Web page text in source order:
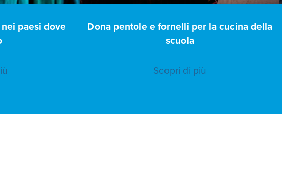
paesi dove
Dona pentole e fornelli per la cucina della
scuola
Scopri di più